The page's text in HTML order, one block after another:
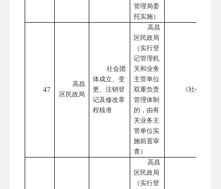
管理局委
托实施）
47
高昌
区民政局
社会团
体成立、变
更、注销登
记及修改章
程核准
高昌
区民政局
（实行登
记管理机
关和业务
主管单位
双重负责
管理体制
的，由有
关业务主
管单位实
施前置审
查）
《社会团体
高昌
区民政局
（实行登